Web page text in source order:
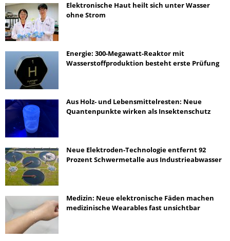
Elektronische Haut heilt sich unter Wasser
ohne Strom
Energie: 300-Megawatt-Reaktor mit
Wasserstoffproduktion besteht erste Prüfung
Aus Holz- und Lebensmittelresten: Neue
Quantenpunkte wirken als Insektenschutz
Neue Elektroden-Technologie entfernt 92
Prozent Schwermetalle aus Industrieabwasser
Medizin: Neue elektronische Fäden machen
medizinische Wearables fast unsichtbar